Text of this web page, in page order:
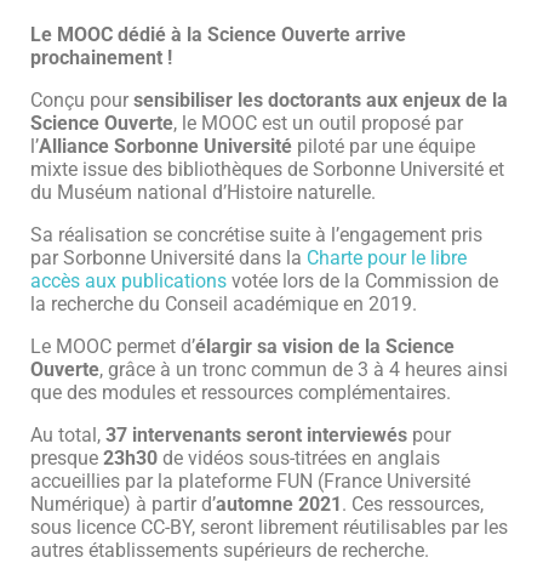
Le MOOC dédié à la Science Ouverte arrive
prochainement !
Conçu pour sensibiliser les doctorants aux enjeux de la
Science Ouverte, le MOOC est un outil proposé par
l’Alliance Sorbonne Université piloté par une équipe
mixte issue des bibliothèques de Sorbonne Université et
du Muséum national d’Histoire naturelle.
Sa réalisation se concrétise suite à l’engagement pris
par Sorbonne Université dans la Charte pour le libre
accès aux publications votée lors de la Commission de
la recherche du Conseil académique en 2019.
Le MOOC permet d’élargir sa vision de la Science
Ouverte, grâce à un tronc commun de 3 à 4 heures ainsi
que des modules et ressources complémentaires.
Au total, 37 intervenants seront interviewés pour
presque 23h30 de vidéos sous-titrées en anglais
accueillies par la plateforme FUN (France Université
Numérique) à partir d’automne 2021. Ces ressources,
sous licence CC-BY, seront librement réutilisables par les
autres établissements supérieurs de recherche.